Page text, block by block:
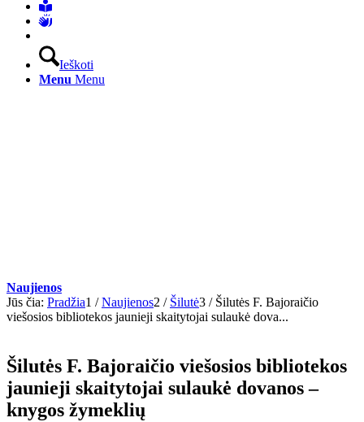
Ieškoti
Menu Menu
Naujienos
Jūs čia: Pradžia1 / Naujienos2 / Šilutė3 / Šilutės F. Bajoraičio
viešosios bibliotekos jaunieji skaitytojai sulaukė dova...
Šilutės F. Bajoraičio viešosios bibliotekos
jaunieji skaitytojai sulaukė dovanos –
knygos žymeklių